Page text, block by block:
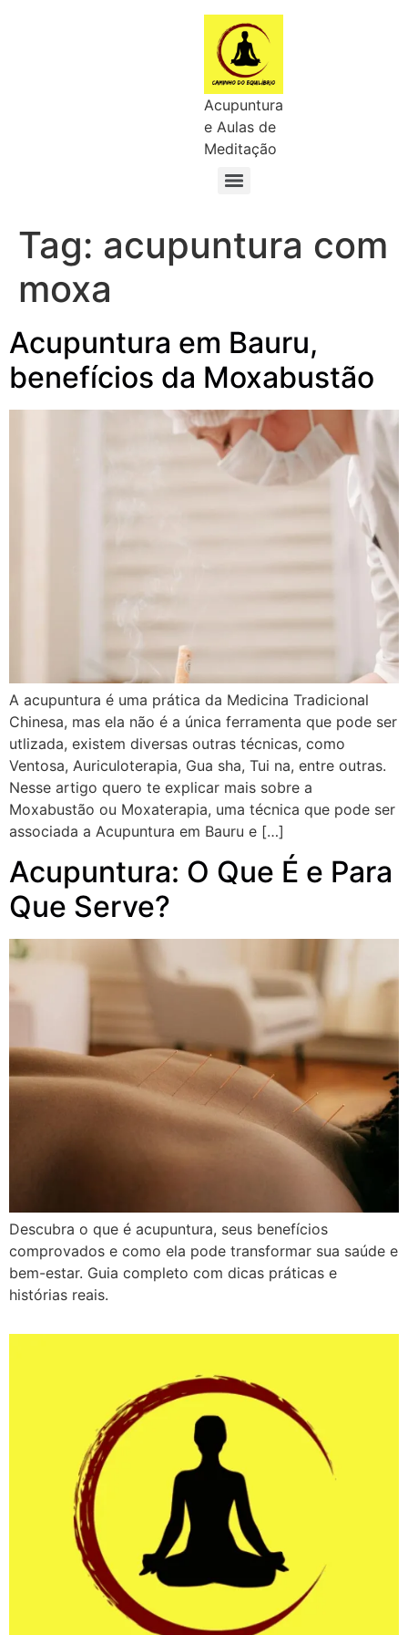
Acupuntura
e Aulas de
Meditação
Tag: acupuntura com
moxa
Acupuntura em Bauru,
benefícios da Moxabustão
A acupuntura é uma prática da Medicina Tradicional
Chinesa, mas ela não é a única ferramenta que pode ser
utlizada, existem diversas outras técnicas, como
Ventosa, Auriculoterapia, Gua sha, Tui na, entre outras.
Nesse artigo quero te explicar mais sobre a
Moxabustão ou Moxaterapia, uma técnica que pode ser
associada a Acupuntura em Bauru e […]
Acupuntura: O Que É e Para
Que Serve?
Descubra o que é acupuntura, seus benefícios
comprovados e como ela pode transformar sua saúde e
bem-estar. Guia completo com dicas práticas e
histórias reais.